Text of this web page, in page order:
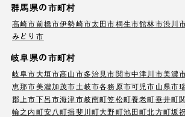
群馬県の市町村
高崎市前橋市伊勢崎市太田市桐生市館林市渋川
みどり市
岐阜県の市町村
岐阜市大垣市高山市多治見市関市中津川市美濃
恵那市美濃加茂市土岐市各務原市可児市山県市
郡上市下呂市海津市岐南町笠松町養老町垂井町
輪之内町安八町揖斐川町大野町池田町北方町坂